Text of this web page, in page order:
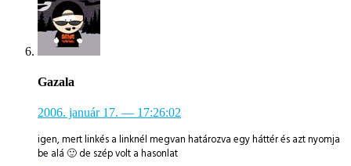
Gazala
2006. január 17. — 17:26:02
igen, mert linkés a linknél megvan határozva egy háttér és azt nyomja
be alá 🙂 de szép volt a hasonlat